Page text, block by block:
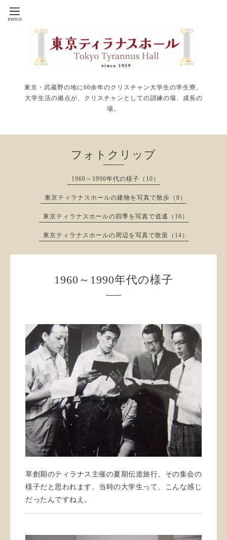
東京・武蔵野の地に60余年のクリスチャン大学生の学生寮。
大学生活の拠点が、クリスチャンとしての訓練の場、成長の
場。
フォトクリップ
1960～1990年代の様子（10）
東京ティラナスホールの建物を写真で散歩（8）
東京ティラナスホールの四季を写真で逍遙（10）
東京ティラナスホールの周辺を写真で散策（14）
1960～1990年代の様子
草創期のティラナス主催の夏期伝道旅行、その集会の
様子だと思われます。当時の大学生って、こんな感じ
だったんですねえ。